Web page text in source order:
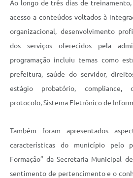
Ao longo de três dias de
acesso a conteúdos voltados à
organizacional, desenvolvimento
dos serviços oferecidos pela
programação incluiu temas como
prefeitura, saúde do servidor,
estágio probatório, compliance,
protocolo, Sistema Eletrônico de
Também foram apresentados
características do município pelo
Formação” da Secretaria Municipal
sentimento de pertencimento e o